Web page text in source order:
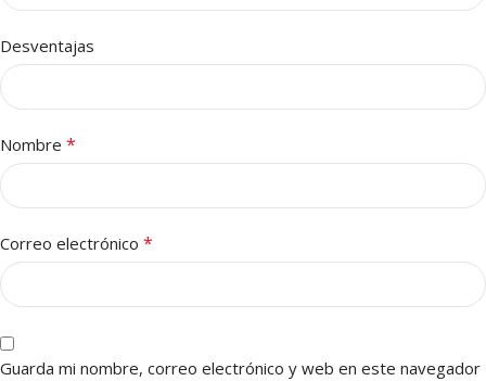
Desventajas
Nombre *
Correo electrónico *
Guarda mi nombre, correo electrónico y web en este navegador